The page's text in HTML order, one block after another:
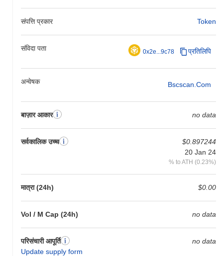
संपत्ति प्रकार Token
संविदा पता 0x2e...9c78 प्रतिलिपि
अन्वेषक Bscscan.com
बाज़ार आकार no data
सर्वकालिक उच्च
$0.897244
20 Jan 24
% to ATH (0.23%)
मात्रा (24h) $0.00
Vol / M Cap (24h) no data
परिसंचारी आपूर्ति
Update supply form
no data